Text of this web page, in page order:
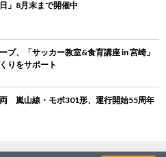
」8月末まで開催中
プ、「サッカー教室&食育講座 in 宮崎」
りをサポート
嵐山線・モボ301形、運行開始55周年